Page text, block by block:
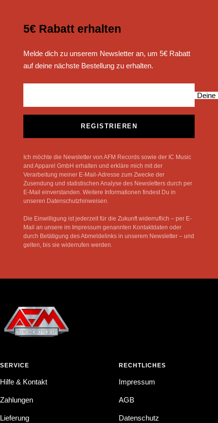
5€ Rabatt erhalten
Melde dich zu unserem Newsletter an, um 5€ Rabatt
auf deine nächste Bestellung zu erhalten.
Deine
REGISTRIEREN
Ich möchte die Newsletter von AFM Records sowie der IC Music
and Apparel GmbH erhalten und erkläre mich mit der
Verarbeitung meiner E-Mail-Adresse zum Zwecke der
Zusendung und statistischen Analyse des Newsletters durch per
E-Mail einverstanden. Weitere Informationen findest Du in
unseren Datenschutzhinweisen.
Die Einwilligung ist jederzeit für die Zukunft widerruflich – per E-
Mail an unsere im Impressum genannten Kontaktdaten oder
durch Betätigung des Abmeldelinks in unserem Newsletter – und
gelten, bis sie widerrufen werden.
SERVICE
Hilfe & Kontakt
Zahlungen
Lieferung
RECHTLICHES
Impressum
AGB
Datenschutz